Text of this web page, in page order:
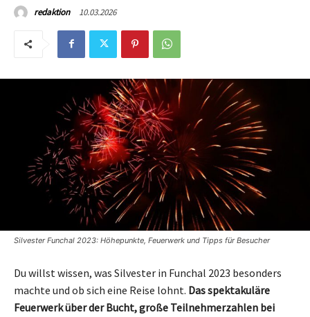
redaktion 10.03.2026
Silvester Funchal 2023: Höhepunkte, Feuerwerk und Tipps für Besucher
Du willst wissen, was Silvester in Funchal 2023 besonders
machte und ob sich eine Reise lohnt. Das spektakuläre
Feuerwerk über der Bucht, große Teilnehmerzahlen bei